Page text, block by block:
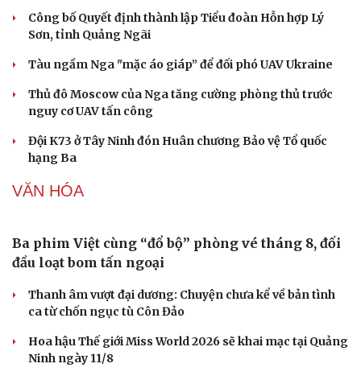
Công bố Quyết định thành lập Tiểu đoàn Hỗn hợp Lý
Sơn, tỉnh Quảng Ngãi
Tàu ngầm Nga "mặc áo giáp” để đối phó UAV Ukraine
Thủ đô Moscow của Nga tăng cường phòng thủ trước
nguy cơ UAV tấn công
Đội K73 ở Tây Ninh đón Huân chương Bảo vệ Tổ quốc
hạng Ba
VĂN HÓA
Ba phim Việt cùng “đổ bộ” phòng vé tháng 8, đối
đầu loạt bom tấn ngoại
Thanh âm vượt đại dương: Chuyện chưa kể về bản tình
ca từ chốn ngục tù Côn Đảo
Hoa hậu Thế giới Miss World 2026 sẽ khai mạc tại Quảng
Ninh ngày 11/8